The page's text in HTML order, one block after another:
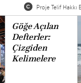
Proje Telif Hakkı
Göğe Açılan
Defterler:
Çizgiden
Kelimelere